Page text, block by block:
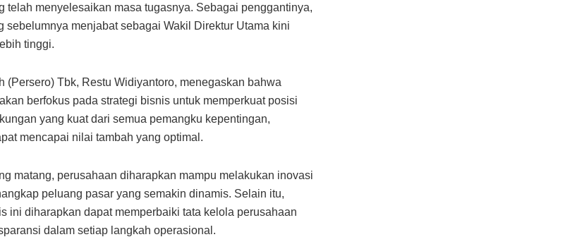
telah menyelesaikan masa tugasnya. Sebagai penggantinya,
sebelumnya menjabat sebagai Wakil Direktur Utama kini
tinggi.
(Persero) Tbk, Restu Widiyantoro, menegaskan bahwa
berfokus pada strategi bisnis untuk memperkuat posisi
yang kuat dari semua pemangku kepentingan,
mencapai nilai tambah yang optimal.
matang, perusahaan diharapkan mampu melakukan inovasi
peluang pasar yang semakin dinamis. Selain itu,
ini diharapkan dapat memperbaiki tata kelola perusahaan
dalam setiap langkah operasional.